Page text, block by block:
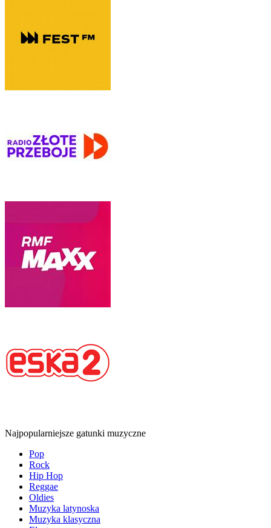
Najpopularniejsze gatunki muzyczne
Pop
Rock
Hip Hop
Reggae
Oldies
Muzyka latynoska
Muzyka klasyczna